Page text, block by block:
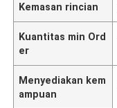
Kemasan rincian
Kuantitas min Ord
er
Menyediakan kem
ampuan